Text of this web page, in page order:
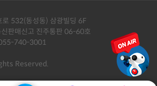
경 안내의 건 (7/1)
금액 변경 안내
변경 안내의 건 (7/22)
532(동성동) 삼광빌딩 6F
판매신고 진주통판 06-60호
740-3001
Reserved.